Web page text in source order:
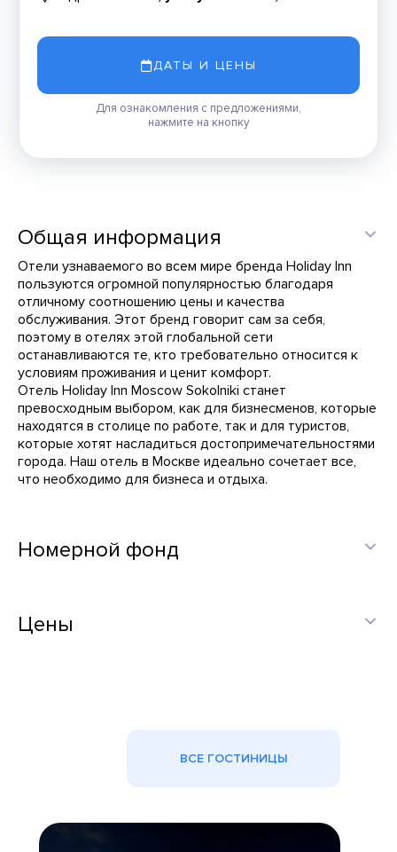
ДАТЫ И ЦЕНЫ
Для ознакомления с предложениями,
нажмите на кнопку
Общая информация
Отели узнаваемого во всем мире бренда Holiday Inn
пользуются огромной популярностью благодаря
отличному соотношению цены и качества
обслуживания. Этот бренд говорит сам за себя,
поэтому в отелях этой глобальной сети
останавливаются те, кто требовательно относится к
условиям проживания и ценит комфорт.
Отель Holiday Inn Moscow Sokolniki станет
превосходным выбором, как для бизнесменов, которые
находятся в столице по работе, так и для туристов,
которые хотят насладиться достопримечательностями
города. Наш отель в Москве идеально сочетает все,
что необходимо для бизнеса и отдыха.
Номерной фонд
Цены
ВСЕ ГОСТИНИЦЫ